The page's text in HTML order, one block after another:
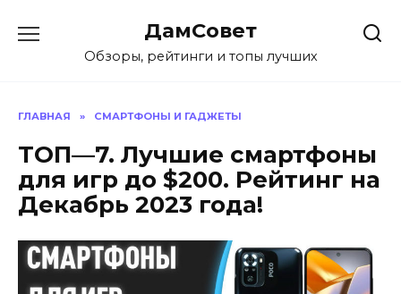
содержанию
ДамСовет
Обзоры, рейтинги и топы лучших
ГЛАВНАЯ » СМАРТФОНЫ И ГАДЖЕТЫ
ТОП—7. Лучшие смартфоны
для игр до $200. Рейтинг на
Декабрь 2023 года!